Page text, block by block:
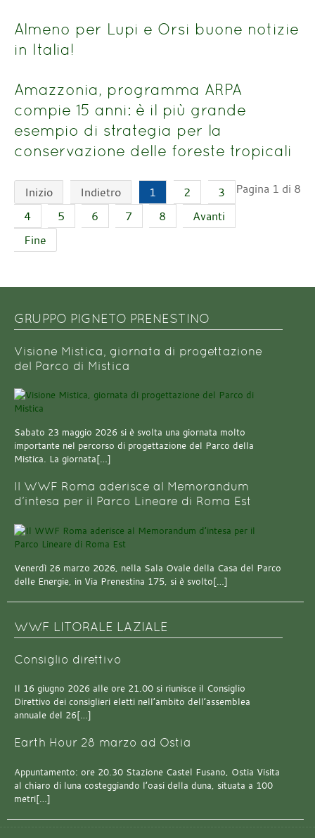
Almeno per Lupi e Orsi buone notizie
in Italia!
Amazzonia, programma ARPA
compie 15 anni: è il più grande
esempio di strategia per la
conservazione delle foreste tropicali
Pagina 1 di 8
Inizio Indietro 1 2
3
4
5 6 7 8
Avanti
Fine
GRUPPO PIGNETO PRENESTINO
Visione Mistica, giornata di progettazione
del Parco di Mistica
Sabato 23 maggio 2026 si è svolta una giornata molto
importante nel percorso di progettazione del Parco della
Mistica. La giornata[…]
Il WWF Roma aderisce al Memorandum
d’intesa per il Parco Lineare di Roma Est
Venerdì 26 marzo 2026, nella Sala Ovale della Casa del Parco
delle Energie, in Via Prenestina 175, si è svolto[…]
WWF LITORALE LAZIALE
Consiglio direttivo
Il 16 giugno 2026 alle ore 21.00 si riunisce il Consiglio
Direttivo dei consiglieri eletti nell’ambito dell’assemblea
annuale del 26[…]
Earth Hour 28 marzo ad Ostia
Appuntamento: ore 20.30 Stazione Castel Fusano, Ostia Visita
al chiaro di luna costeggiando l’oasi della duna, situata a 100
metri[…]